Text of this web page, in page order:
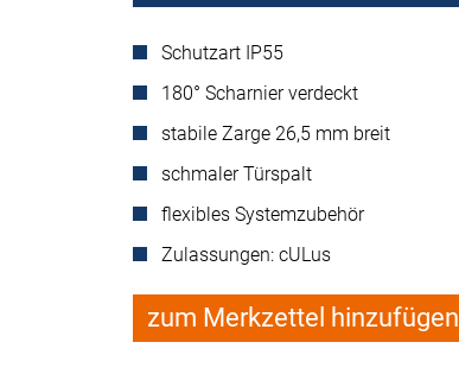
Schutzart IP55
180° Scharnier verdeckt
stabile Zarge 26,5 mm breit
schmaler Türspalt
flexibles Systemzubehör
Zulassungen: cULus
zum Merkzettel hinzufügen